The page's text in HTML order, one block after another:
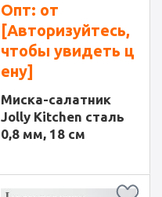
Опт: от
[Авторизуйтесь,
чтобы увидеть ц
ену]
Миска-салатник
Jolly Kitchen сталь
0,8 мм, 18 см